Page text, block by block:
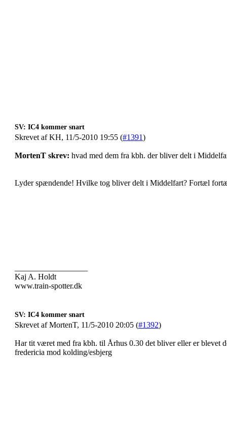
SV: IC4 kommer snart
Skrevet af KH, 11/5-2010 19:55 (#1391)
MortenT skrev: hvad med dem fra kbh. der bliver delt i
Lyder spændende! Hvilke tog bliver delt i Middelfart? Fortæl
Kaj A. Holdt
www.train-spotter.dk
SV: IC4 kommer snart
Skrevet af MortenT, 11/5-2010 20:05 (#1392)
Har tit været med fra kbh. til Århus 0.30 det bliver eller er blevet
fredericia mod kolding/esbjerg